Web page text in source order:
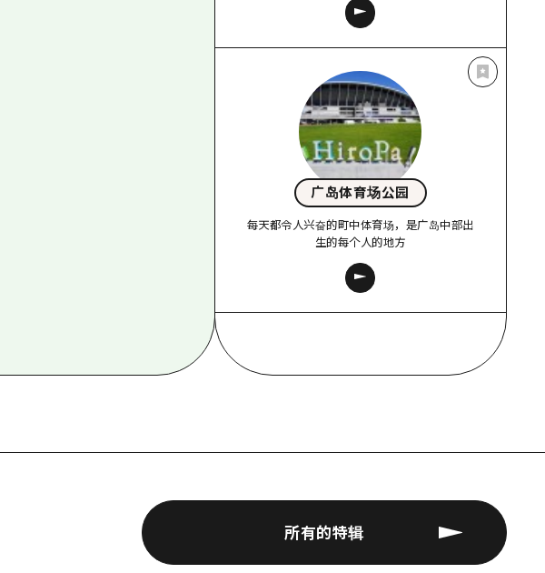
广岛体育场公园
每天都令人兴奋的町中体育场，是广岛中部出
生的每个人的地方
所有的特辑